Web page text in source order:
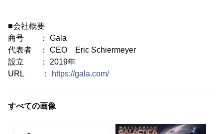
■会社概要
商号 ： Gala
代表者 ： CEO Eric Schiermeyer
設立 ： 2019年
URL ：
https://gala.com/
すべての画像